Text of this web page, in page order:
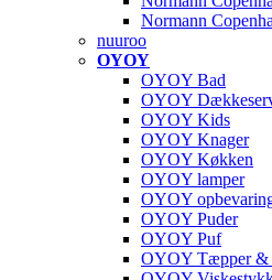
Normann
nuuroo
OYOY
OYOY Bad
OYOY
OYOY Kids
OYOY Knager
OYOY Køkken
OYOY lamper
OYOY
OYOY Puder
OYOY Puf
OYOY Tæpper &